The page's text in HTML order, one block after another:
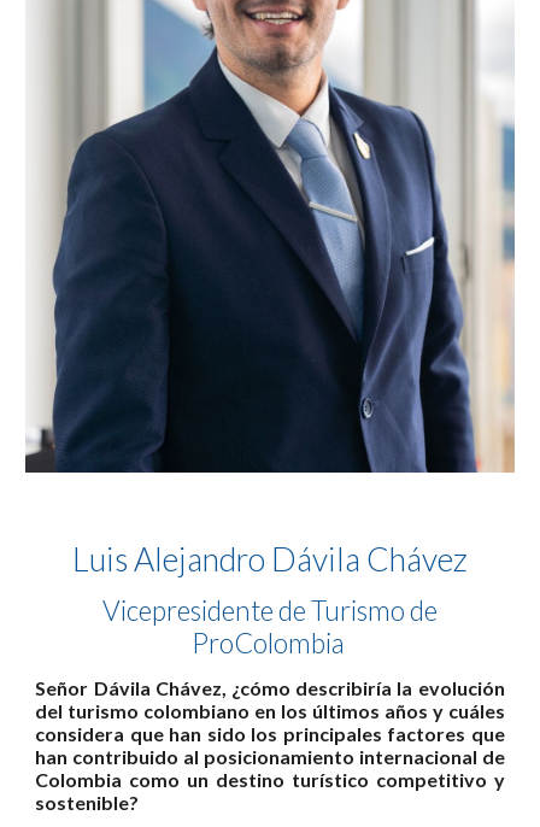
Luis Alejandro Dávila Chávez
Vicepresidente de Turismo de
ProColombia
Señor Dávila Chávez, ¿cómo describiría la evolución
del turismo colombiano en los últimos años y cuáles
considera que han sido los principales factores que
han contribuido al posicionamiento internacional de
Colombia como un destino turístico competitivo y
sostenible?